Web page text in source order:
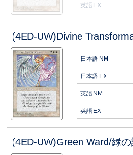
英語 EX
(4ED-UW)Divine
日本語 NM
日本語 EX
英語 NM
英語 EX
(4ED-UW)Green Ward/緑